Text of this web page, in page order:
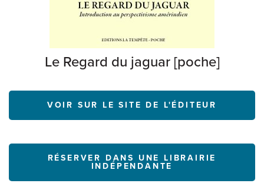
Le Regard du jaguar [poche]
VOIR SUR LE SITE DE L'ÉDITEUR
RÉSERVER DANS UNE LIBRAIRIE
INDÉPENDANTE